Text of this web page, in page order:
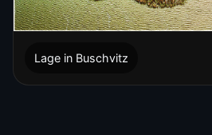
Lage in Buschvitz